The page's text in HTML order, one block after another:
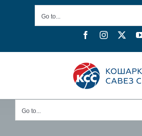
Go to...
FacebookInstagram
Go to...